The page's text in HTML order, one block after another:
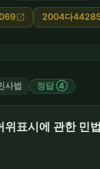
open_in_new 2004다
사법 정답 ④
위표시에 관한 민